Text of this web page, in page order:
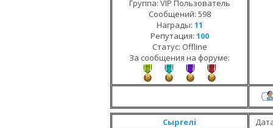
Группа: VIP Пользователь
Сообщений: 598
Награды: 11
Репутация: 100
Статус: Offline
За сообщения на форуме:
Сыргелi